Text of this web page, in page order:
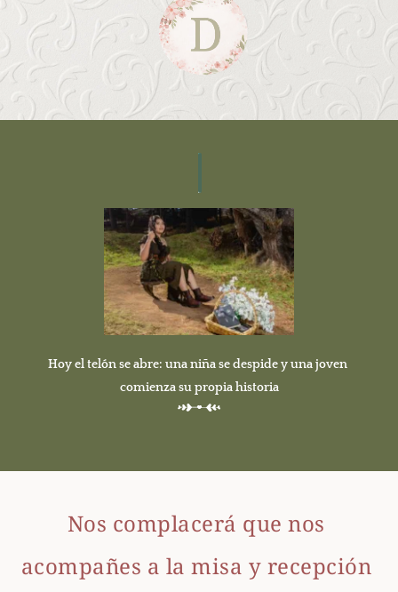
Hoy el telón se abre: una niña se despide y una joven
comienza su propia historia
Nos complacerá que nos
acompañes a la misa y recepción